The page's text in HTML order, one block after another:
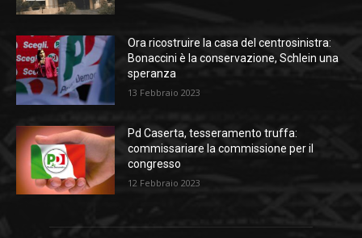
Ora ricostruire la casa del centrosinistra:
Bonaccini è la conservazione, Schlein una
speranza
13 Febbraio 2023
Pd Caserta, tesseramento truffa:
commissariare la commissione per il
congresso
12 Febbraio 2023